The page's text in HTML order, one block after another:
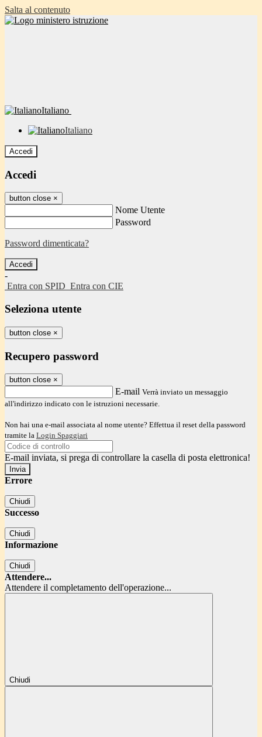
Salta al contenuto
Italiano
Italiano
Accedi
Accedi
button close ×
Nome Utente
Password
Password dimenticata?
-
Entra con SPID Entra con CIE
Seleziona utente
button close ×
Recupero password
button close ×
E-mail Verrà inviato un messaggio
all'indirizzo indicato con le istruzioni necessarie.
Non hai una e-mail associata al nome utente? Effettua il reset della password
tramite la Login Spaggiari
E-mail inviata, si prega di controllare la casella di posta elettronica!
Errore
Chiudi
Successo
Chiudi
Informazione
Chiudi
Attendere...
Attendere il completamento dell'operazione...
Chiudi